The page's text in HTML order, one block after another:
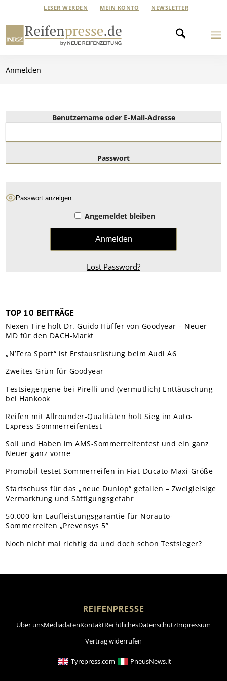
LESER WERDEN MEIN KONTO NEWSLETTER
Anmelden
Benutzername oder E-Mail-Adresse
Passwort
Passwort anzeigen
Angemeldet bleiben
Lost Password?
TOP 10 BEITRÄGE
Nexen Tire holt Dr. Guido Hüffer von Goodyear – Neuer
MD für den DACH-Markt
„N’Fera Sport“ ist Erstausrüstung beim Audi A6
Zweites Grün für Goodyear
Testsiegergene bei Pirelli und (vermutlich) Enttäuschung
bei Hankook
Reifen mit Allrounder-Qualitäten holt Sieg im Auto-
Express-Sommerreifentest
Soll und Haben im AMS-Sommerreifentest und ein ganz
Neuer ganz vorne
Promobil testet Sommerreifen in Fiat-Ducato-Maxi-Größe
Startschuss für das „neue Dunlop“ gefallen – Zweigleisige
Vermarktung und Sättigungsgefahr
50.000-km-Laufleistungsgarantie für Norauto-
Sommerreifen „Prevensys 5”
Noch nicht mal richtig da und doch schon Testsieger?
REIFENPRESSE
Über unsMediadatenKontaktRechtlichesDatenschutzImpressum
Vertrag widerrufen
Tyrepress.com PneusNews.it